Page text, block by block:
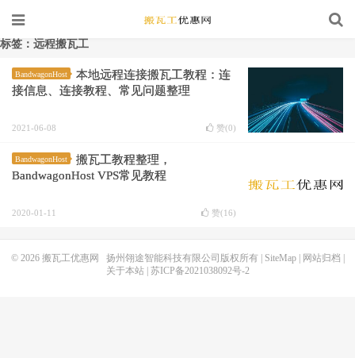
标签：远程搬瓦工
BandwagonHost
本地远程连接搬瓦工教程：连
接信息、连接教程、常见问题整理
2021-06-08 赞(0)
BandwagonHost
搬瓦工教程整理，
BandwagonHost VPS常见教程
2020-01-11 赞(16)
© 2026 搬瓦工优惠网 扬州翎途智能科技有限公司版权所有 | SiteMap| 网站归档
关于本站| 苏ICP备2021038092号-2